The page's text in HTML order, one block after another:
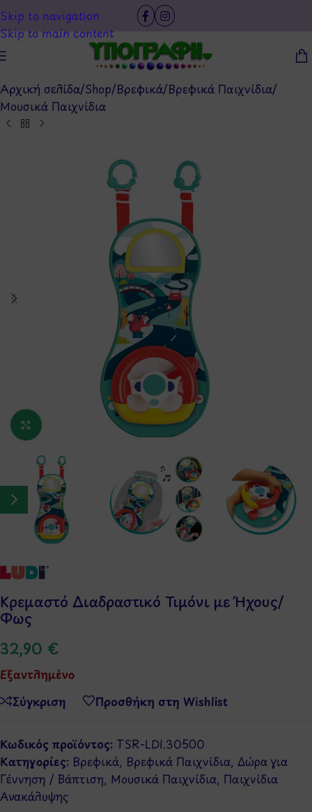
Skip to navigation
Skip to main content
Αρχική σελίδα/Shop/Βρεφικά/Βρεφικά Παιχνίδια/
Μουσικά Παιχνίδια
Κάντε κλικ για μεγέθυνση
Κρεμαστό Διαδραστικό Τιμόνι με Ήχους/
Φως
32,90 €
Εξαντλημένο
Σύγκριση
Προσθήκη στη Wishlist
Κωδικός προϊόντος: TSR-LDI.30500
Κατηγορίες: Βρεφικά, Βρεφικά Παιχνίδια, Δώρα για
Γέννηση / Βάπτιση, Μουσικά Παιχνίδια, Παιχνίδια
Ανακάλυψης